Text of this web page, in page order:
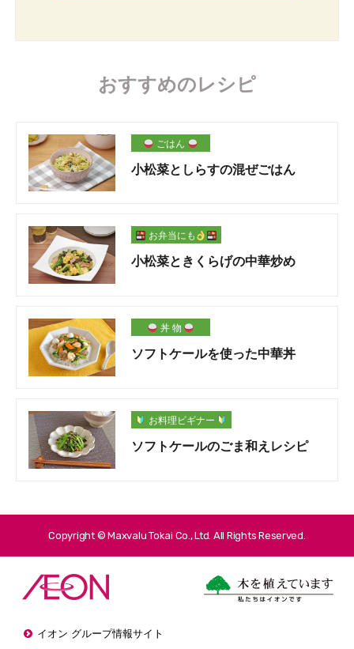
おすすめのレシピ
ごはん
小松菜としらすの混ぜごはん
お弁当にも
小松菜ときくらげの中華炒め
丼 物
ソフトケールを使った中華丼
お料理ビギナー
ソフトケールのごま和えレシピ
Copyright © Maxvalu Tokai Co., Ltd. All Rights Reserved.
イオン グループ情報サイト